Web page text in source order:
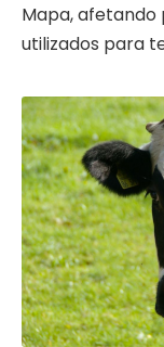
Mapa, afetando
utilizados para